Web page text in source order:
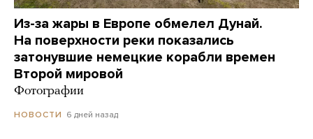
Из-за жары в Европе обмелел Дунай.
На поверхности реки показались
затонувшие немецкие корабли времен
Второй мировой
Фотографии
НОВОСТИ 6 дней назад